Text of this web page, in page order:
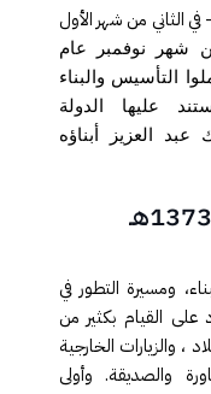
الثاني من شهر الأول
شهر نوفمبر عام
التأسيس والبناء
عليها الدولة
العزيز أبناؤه
الملك سعود بن عبد العزيز 1373هـ
ومسيرة التطور في
القيام بكثير من
، والزيارات الخارجية
والصديقة. وأولى